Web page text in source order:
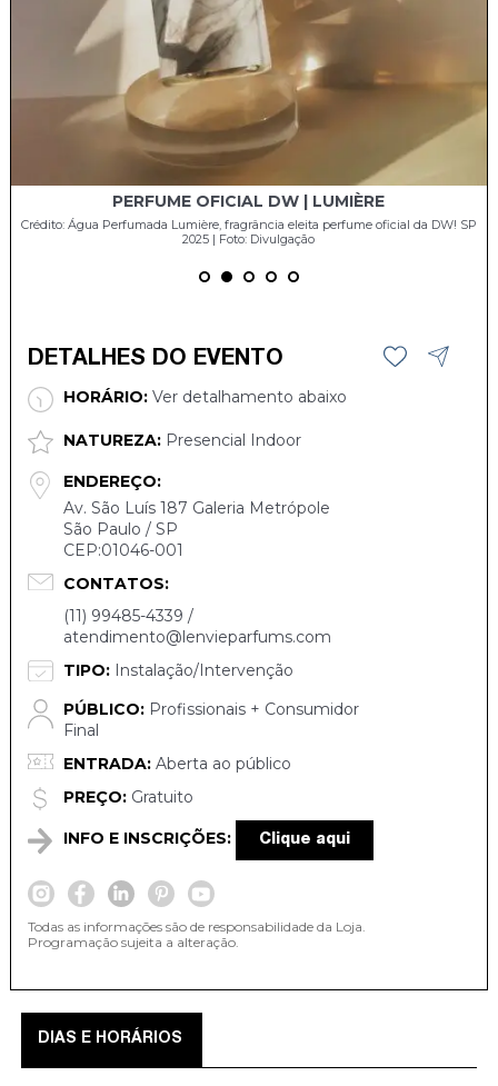
PERFUME OFICIAL DW | LUMIÈRE
Crédito: Água Perfumada Lumière, fragrância eleita perfume oficial da DW! SP
2025 | Foto: Divulgação
DETALHES DO EVENTO
HORÁRIO:Ver detalhamento abaixo
NATUREZA:Presencial Indoor
ENDEREÇO:
Av. São Luís 187 Galeria Metrópole
São Paulo / SP
CEP:01046-001
CONTATOS:
(11) 99485-4339 /
atendimento@lenvieparfums.com
TIPO:Instalação/Intervenção
PÚBLICO:Profissionais + Consumidor
Final
ENTRADA:Aberta ao público
PREÇO:Gratuito
INFO E INSCRIÇÕES: Clique aqui
Todas as informações são de responsabilidade da Loja.
Programação sujeita a alteração.
DIAS E HORÁRIOS